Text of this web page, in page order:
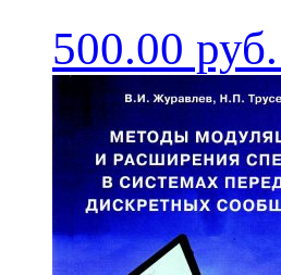
500.00 руб.